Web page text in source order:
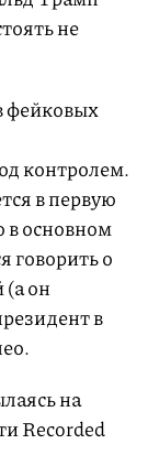
не
фейковых
контролем.
в первую
в основном
говорить о
(а он
в
на
Recorded